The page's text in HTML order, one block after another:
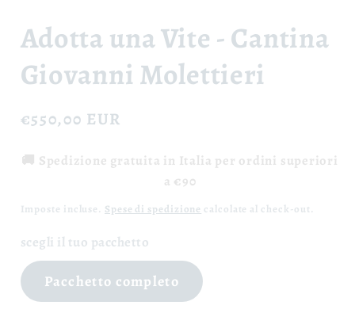
in
finestra
Adotta una Vite - Cantina
Giovanni Molettieri
Prezzo
listino
€550,00 EUR
🚚 Spedizione gratuita in Italia per ordini superiori
a €90
Imposte incluse. Spese di spedizione calcolate al check-out.
scegli il tuo pacchetto
Pacchetto completo